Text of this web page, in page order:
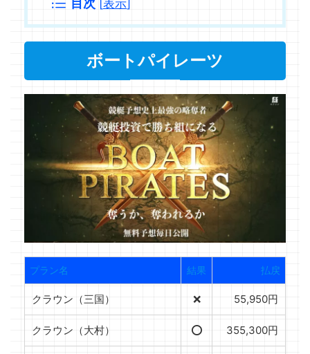
目次 [表示]
ボートパイレーツ
プラン名 結果 払戻
クラウン（三国） ❌ 55,950円
クラウン（大村） ⭕️ 355,300円